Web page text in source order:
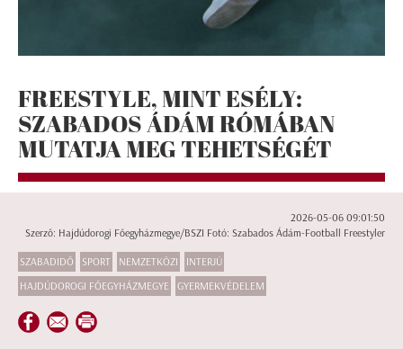
FREESTYLE, MINT ESÉLY:
SZABADOS ÁDÁM RÓMÁBAN
MUTATJA MEG TEHETSÉGÉT
2026-05-06 09:01:50
Szerző: Hajdúdorogi Főegyházmegye/BSZI Fotó: Szabados Ádám-Football Freestyler
SZABADIDŐ SPORT NEMZETKÖZI
INTERJÚ
HAJDÚDOROGI FŐEGYHÁZMEGYE
GYERMEKVÉDELEM